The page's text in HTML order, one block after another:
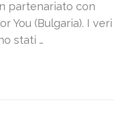
partenariato con
You (Bulgaria). I veri
stati …